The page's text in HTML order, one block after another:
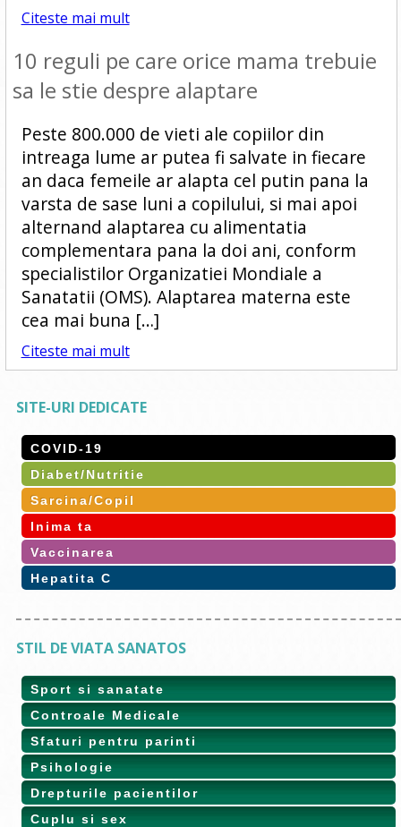
Citeste mai mult
10 reguli pe care orice mama trebuie
sa le stie despre alaptare
Peste 800.000 de vieti ale copiilor din
intreaga lume ar putea fi salvate in fiecare
an daca femeile ar alapta cel putin pana la
varsta de sase luni a copilului, si mai apoi
alternand alaptarea cu alimentatia
complementara pana la doi ani, conform
specialistilor Organizatiei Mondiale a
Sanatatii (OMS). Alaptarea materna este
cea mai buna […]
Citeste mai mult
SITE-URI DEDICATE
COVID-19
Diabet/Nutritie
Sarcina/Copil
Inima ta
Vaccinarea
Hepatita C
STIL DE VIATA SANATOS
Sport si sanatate
Controale Medicale
Sfaturi pentru parinti
Psihologie
Drepturile pacientilor
Cuplu si sex